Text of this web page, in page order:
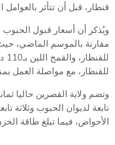
قنطار، قبل أن تتأثر
للقنطار، مع مواصلة العمل
وتضم ولاية القصرين حاليا
تابعة لديوان الحبوب وثلاثة
الأحواض، فيما تبلغ طاقة الخزن